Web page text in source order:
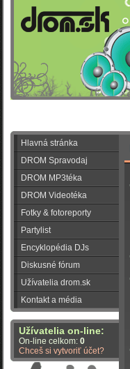
Hlavná stránka
DROM Spravodaj
DROM MP3téka
DROM Videotéka
Fotky & fotoreporty
Partylist
Encyklopédia DJs
Diskusné fórum
Užívatelia drom.sk
Kontakt a média
Užívatelia on-line:
On-line celkom: 0
Chceš si vytvoriť účet?